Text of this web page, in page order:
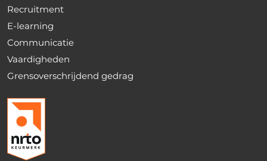
Recruitment
E-learning
Communicatie
Vaardigheden
Grensoverschrijdend gedrag